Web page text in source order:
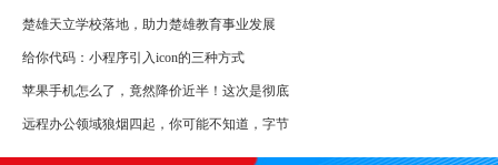
楚雄天立学校落地，助力楚雄教育事业发展
给你代码：小程序引入icon的三种方式
苹果手机怎么了，竟然降价近半！这次是彻底
远程办公领域狼烟四起，你可能不知道，字节